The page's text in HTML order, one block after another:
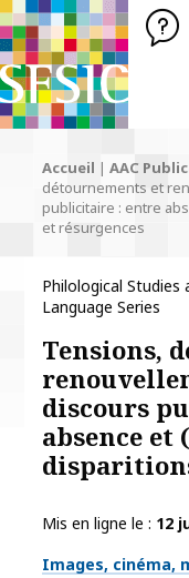
SFSIC Société
de
Accueil | AAC
détournements et
publicitaire : entre
et résurgences
Philological Studies
Language Series
Tensions,
discours
absence et
Mis en ligne le
12
Thématiques
Images, cinéma,